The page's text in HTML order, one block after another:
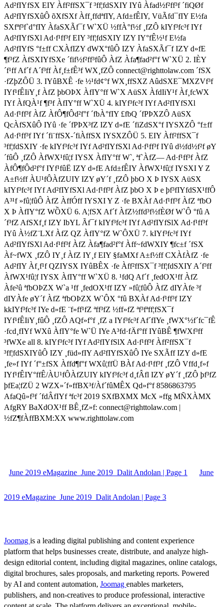
Ad²fIYfSX EIY Àff²ffSX¯f ³ff¦fdSXIY IYû Àfad½f²ff³f ´fiQØf
Ad²fIYfSXûÔ õXfSXf Àff¸ffdªfIY, Afd±fÊIY, VüÃfd¯fIY E½fa
SXfªf³f`d°fIY ÀfaSXÃf¯f W`XÜ ½ffÀ°f½f ¸fZÔ kIYf³fc³f IYf
Ad²fIYfSXl Ad·f¹ff³f EIY ³ff¦fdSXIY IZY IY°fÊ½¹f E½fa
Ad²fIYfS °f±ff CXÀfIZY dWX°fûÔ IZY ÀfaSXÃf¯f IZY d»fE
¶f³fZ ÀfSXIYfSXe ´fif½f²ff³fûÔ ÀfZ Àfa¶fad²f°f W`XÜ 2. IÈY
´f¹ff Af´f A´f³ff Àf¸f±fÊ³f WX¸fZÔ connect@righttolaw.com ´fSX
·fZþZÔÜ 3. IYûBXÊ ·fe ½¹fd¢°f WX¸ffSXZ AûdSXE¯MXZVf³f
IYf¹fÊIiY¸f ÀfZ þbOÞX ÀfIY°ff W`X AüSX ÀfdIiY¹f Àf¸fcWX
IYf ÀfQÀ¹f ¶f³f ÀfIY°ff W`XÜ 4. kIYf³fc³f IYf Ad²fIYfSXl
Ad·f¹ff³f ÀfZ ÀfÔ¶fÔd²f°f ´fbÀ°fIY £fbQ ´fPÞXZÔ AüSX
QcÀfSXûÔ IYû ·fe ´fPÞX³fZ IZY d»fE ´fiZdSX°f IYSXZÔ °f±ff
Ad·f¹ff³f IYf ´fi¨ffSX-´fiÀffSX IYSXZÔÜ 5. EIY Àff²ffSX¯f
³ff¦fdSXIY ·fe kIYf³fc³f IYf Ad²fIYfSXl Ad·f¹ff³f IYû d½fd½f²f øY
´fûÔ ¸fZÔ ÀfWX¹fû¦f IYSX ÀfIY°ff W`, ªf`ÀfZ— Ad·f¹ff³f ÀfZ
ÀfÔ¶fÔd²f°f IYf¹fûË IZY d»fE Afd±fÊIY ÀfWX¹fû¦f IYSXI Y Z
A±f½ff ÀU¹fÔÀfZUIY IZY øY´f ¸fZÔ þbO X Þ IYSX AüSX
kIYf³fc³f IYf Ad²fIYfSXl Ad·f¹ff³f ÀfZ þbO X Þ e þf³fIYfdSX¹ffÔ
A³¹f »fû¦fûÔ ÀfZ ÀffÓff IYSXI Y Z ·fe BXÀf Ad·f¹ff³f ÀfZ ªfbO
X Þ ÀfIY°fZ WỒXÜ 6. A¦fSX Af´f ÀfZ½ffd³f½fÈØf W`Ô °fû A
´f³fZ AfSXf¸f IZY IbYL Ãf¯f kIYf³fc³f IYf Ad²fIYfSlX Ad·f¹ff³f
IYû À½fZ¨LXf ÀfZ QZ ÀfIY°fZ W`ÔXÜ 7. kIYf³fc³f IYf
Ad²fIYfSXl Ad·f¹ff³f ÀfZ Àfa¶fad²f°f Àff~fdWXIY ¶fc±f ´fSX
Àf~fWX ¸fZÔ IY¸f ÀfZ IY¸f EIY §faMXf A±f½ff CXÀfÀfZ ·fe
Ad²fIY Àf¸f¹f QZIYSX IYûBÊX ·fe Àff²ffSX¯f ³ff¦fdSXIY A´f³ff
ÀfWX¹fû¦f IYSX ÀfIY°ff W`XÜ 8. ¹fdQ Af´f ¸fedOX¹ff ÀfZ
Àfe²û ªfbOÞZX W`a ¹ff ¸fedOX¹ff IZY »fû¦fûÔ ÀfZ dIYÀfe ³f
dIYÀfe øY´f ÀfZ ªfbOÞZX W`ÔX °fû BXÀf Ad·f¹ff³f IZY
kkIYf³fc³f IYe d»fE ¨f»ff¹fZ ªff³fZ ½ff»fZ ªf³fªff¦fSX¯f
IYf¹fÊIiY¸fûÔ ¸fZÔ AQf»f°f ¸fZ a IYf³fc³f Af´fIYe ¸fWX°½f´fc¯fÊ
·fcd¸fIYf WXû ÀfIY°fe W`Ü IYe A³fd·fÄf°ff IYûBÊ ¶fWXf³ff
³fWXe all 8. kIYf³fc³f IYf Ad²fIYfSlX Ad·f¹ff³f Àff²ffSX¯f
³ff¦fdSXIYûÔ IZY ¸füd»fIY Ad²fIYfSXûÔ IYe SXÃff IZY d»fE
¸fe»f IYf ´f°±fSX Àffd¶f°f WXû¦ffÜ BÀf Ad·f¹ff³f ¸fZÔ Vffd¸f»f
IYf¹fÊIY°ffÊ/ÀU¹fÔÀfZUIY kIYf³fc³f d¸fÂfl IZY øY´f ¸fZÔ þf³fZ
þfEa¦fZÜ 2 WZX»´f»ffBX³f/Àf´fûMÊX Qd»f°f 8586863795
AfaQû»f³f ´fdÂfIYf ªfc³f 2019 SXfBXMX McX »ffg MÑXÀMX
AfgRY BaXdOX¹ff BÊ¸fZ»f: connect@righttolaw.com |
½fZ¶fÀffBXM:XX www.righttolaw.com
June 2019 eMagazine_June 2019_Dalit Andolan | Page 1 June
2019 eMagazine_June 2019_Dalit Andolan | Page 3
Joomag is a leading digital publishing and content experience
platform that helps businesses create, distribute, and analyze high-
design editorial content, including digital magazines, online catalogs,
digital brochures, sales proposals, and marketing reports. Powered
by AI and content automation, Joomag enables marketers,
publishers, and non-creatives to produce professional, interactive